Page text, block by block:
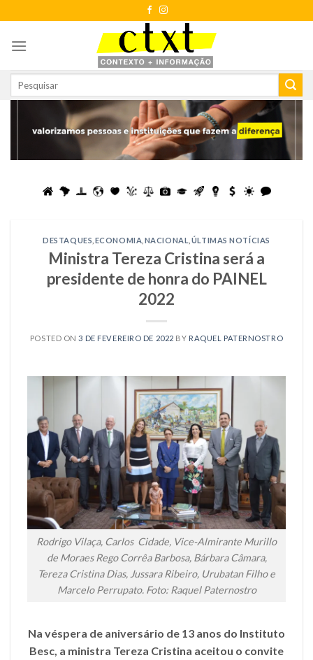
to
content
DESTAQUES ECONOMIA NACIONAL ÚLTIMAS NOTÍCIAS
Ministra Tereza Cristina será a
presidente de honra do PAINEL
2022
POSTED ON3 DE FEVEREIRO DE 2022 BY RAQUEL PATERNOSTRO
Rodrigo Vilaça, Carlos Cidade, Vice-Almirante Murillo
de Moraes Rego Corrêa Barbosa, Bárbara Câmara,
Tereza Cristina Dias, Jussara Ribeiro, Urubatan Filho e
Marcelo Perrupato. Foto: Raquel Paternostro
Na véspera de aniversário de 13 anos do Instituto
Besc, a ministra Tereza Cristina aceitou o convite